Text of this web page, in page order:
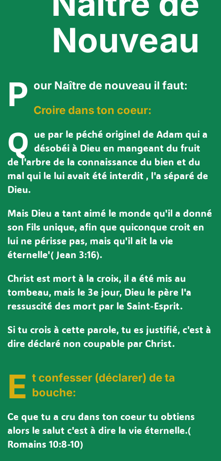
Nouveau
P our Naître de nouveau il faut:
Croire dans ton coeur:
Q ue par le péché originel de Adam qui a
désobéi à Dieu en mangeant du fruit
de l'arbre de la connaissance du bien et du
mal qui le lui avait été interdit , l'a séparé de
Dieu.
Mais Dieu a tant aimé le monde qu'il a donné
son Fils unique, afin que quiconque croit en
lui ne périsse pas, mais qu'il ait la vie
éternelle'( Jean 3:16).
Christ est mort à la croix, il a été mis au
tombeau, mais le 3e jour, Dieu le père l'a
ressuscité des mort par le Saint-Esprit.
Si tu crois à cette parole, tu es justifié, c'est à
dire déclaré non coupable par Christ.
E t confesser (déclarer) de ta
bouche:
Ce que tu a cru dans ton coeur tu obtiens
alors le salut c'est à dire la vie éternelle.(
Romains 10:8-10)